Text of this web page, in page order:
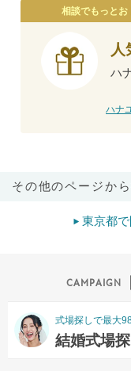
相談でもっとお
人
ハ
ハナ
その他のページか
東京都
式場探しで最大
結婚式場